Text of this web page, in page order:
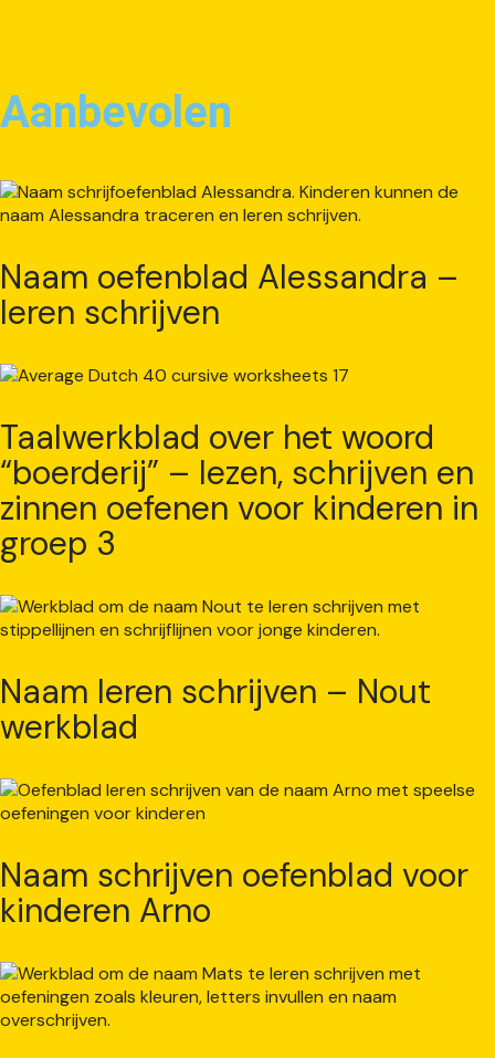
Aanbevolen
Naam oefenblad Alessandra –
leren schrijven
Taalwerkblad over het woord
“boerderij” – lezen, schrijven en
zinnen oefenen voor kinderen in
groep 3
Naam leren schrijven – Nout
werkblad
Naam schrijven oefenblad voor
kinderen Arno